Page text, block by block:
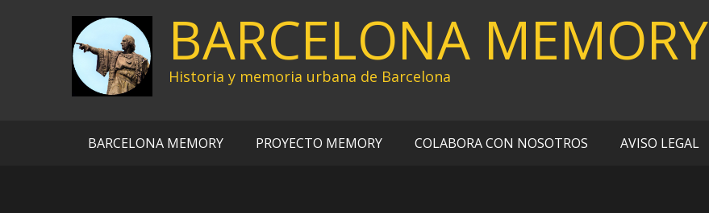
BARCELONA MEMORY
Historia y memoria urbana de Barcelona
BARCELONA MEMORY PROYECTO MEMORY COLABORA CON NOSOTROS AVISO LEGAL